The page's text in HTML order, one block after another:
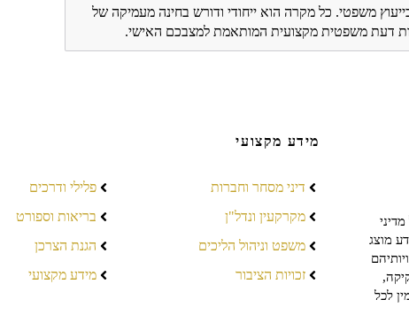
משפטי. כל מקרה הוא ייחודי ודורש בחינה מעמיקה של
דעת משפטית מקצועית המותאמת למצבכם האישי.
מוצג
לכל
מידע מקצועי
דיני מסחר וחברות
מקרקעין ונדל"ן
משפט וניהול הליכים
זכויות הציבור
פלילי ודרכים
בריאות וספורט
הגנת הצרכן
מידע מקצועי